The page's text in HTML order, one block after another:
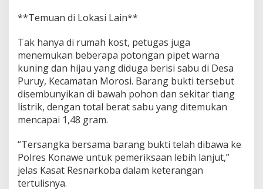
**Temuan di Lokasi Lain**
Tak hanya di rumah kost, petugas juga
menemukan beberapa potongan pipet warna
kuning dan hijau yang diduga berisi sabu di Desa
Puruy, Kecamatan Morosi. Barang bukti tersebut
disembunyikan di bawah pohon dan sekitar tiang
listrik, dengan total berat sabu yang ditemukan
mencapai 1,48 gram.
“Tersangka bersama barang bukti telah dibawa ke
Polres Konawe untuk pemeriksaan lebih lanjut,”
jelas Kasat Resnarkoba dalam keterangan
tertulisnya.